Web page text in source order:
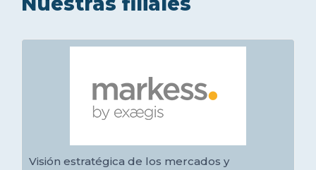
Visión estratégica de los mercados y